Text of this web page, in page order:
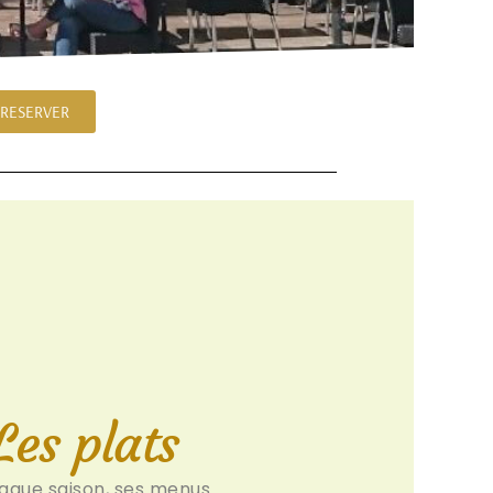
RESERVER
plats